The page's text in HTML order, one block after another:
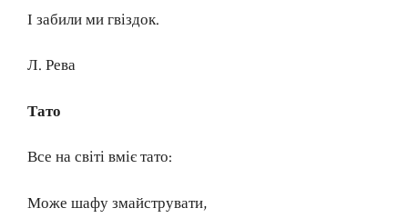
І забили ми гвіздок.
Л. Рева
Тато
Все на світі вміє тато:
Може шафу змайструвати,